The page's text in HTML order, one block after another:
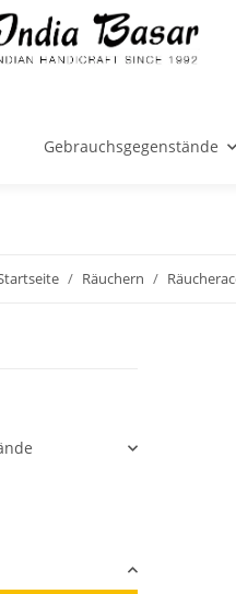
Gebrauchsgegenstände
Räuchern